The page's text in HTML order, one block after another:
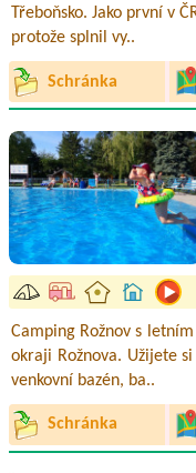
Třeboňsko. Jako první v
protože splnil vy..
Schránka
Camping Rožnov s
okraji Rožnova. Užijete
venkovní bazén, ba..
Schránka